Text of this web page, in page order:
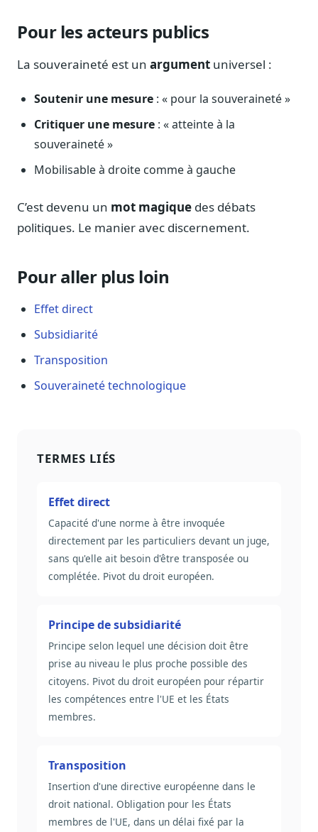
Pour les acteurs publics
La souveraineté est un argument universel :
Soutenir une mesure : « pour la souveraineté »
Critiquer une mesure : « atteinte à la
souveraineté »
Mobilisable à droite comme à gauche
C’est devenu un mot magique des débats
politiques. Le manier avec discernement.
Pour aller plus loin
Effet direct
Subsidiarité
Transposition
Souveraineté technologique
TERMES LIÉS
Effet direct
Capacité d'une norme à être invoquée
directement par les particuliers devant un juge,
sans qu'elle ait besoin d'être transposée ou
complétée. Pivot du droit européen.
Principe de subsidiarité
Principe selon lequel une décision doit être
prise au niveau le plus proche possible des
citoyens. Pivot du droit européen pour répartir
les compétences entre l'UE et les États
membres.
Transposition
Insertion d'une directive européenne dans le
droit national. Obligation pour les États
membres de l'UE, dans un délai fixé par la